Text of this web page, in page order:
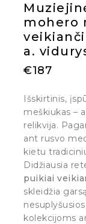
mohero
a.
€187
Išskirtinis,
meškiukas –
relikvija.
ant rusvo
kietu
Didžiausia
puikiai
skleidžia
kolekcijoms